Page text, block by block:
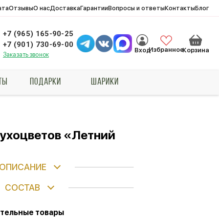
ОтзывыО насДоставкаГарантииВопросы и ответыКонтактыБлог
+7 (965) 165-90-25
+7 (901) 730-69-00
Заказать звонок
ВходИзбранноеКорзина
ПОДАРКИ ШАРИКИ
«Летний
ОПИСАНИЕ
СОСТАВ
товары